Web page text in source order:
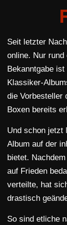
Seit letzter
online. Nur
Bekanntgabe
Klassiker-
die Vorbesteller
Boxen bereits
Und schon jetzt
Album auf der
bietet.
auf Frieden
verteilte, hat
drastisch
So sind etliche